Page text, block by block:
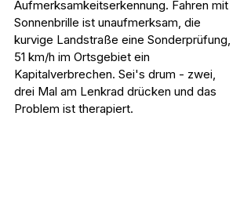
Aufmerksamkeitserkennung. Fahren mit
Sonnenbrille ist unaufmerksam, die
kurvige Landstraße eine Sonderprüfung,
51 km/h im Ortsgebiet ein
Kapitalverbrechen. Sei's drum - zwei,
drei Mal am Lenkrad drücken und das
Problem ist therapiert.